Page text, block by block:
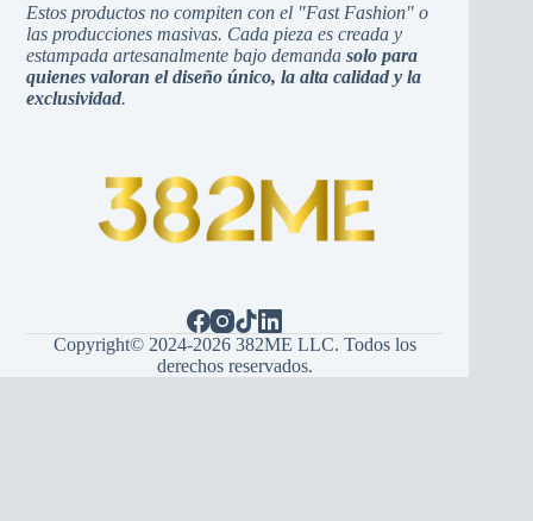
Estos productos no compiten con el "Fast Fashion" o
las producciones masivas. Cada pieza es creada y
estampada artesanalmente bajo demandasolo para
quienes valoran el diseño único, la alta calidad y la
exclusividad.
Copyright© 2024-2026 382ME LLC. Todos los
derechos reservados.